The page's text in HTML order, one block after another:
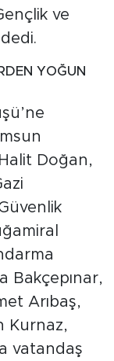
ve
YOĞUN
Doğan,
Bakçepınar,
Arıbaş,
Kurnaz,
vatandaş